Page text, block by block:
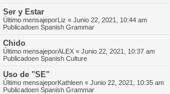
Ser y Estar
Último mensajeporLiz « Junio 22, 2021, 10:44 am
Publicadoen Spanish Grammar
Chido
Último mensajeporALEX « Junio 22, 2021, 10:37 am
Publicadoen Spanish Culture
Uso de "SE"
Último mensajeporKathleen « Junio 22, 2021, 10:35 am
Publicadoen Spanish Grammar